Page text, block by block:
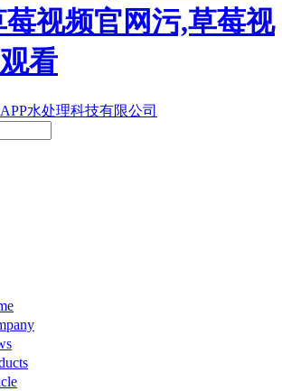
视频官网污,草莓视
看
水处理科技有限公司